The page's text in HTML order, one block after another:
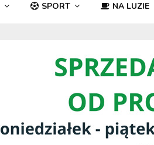
SPORT NA LUZIE